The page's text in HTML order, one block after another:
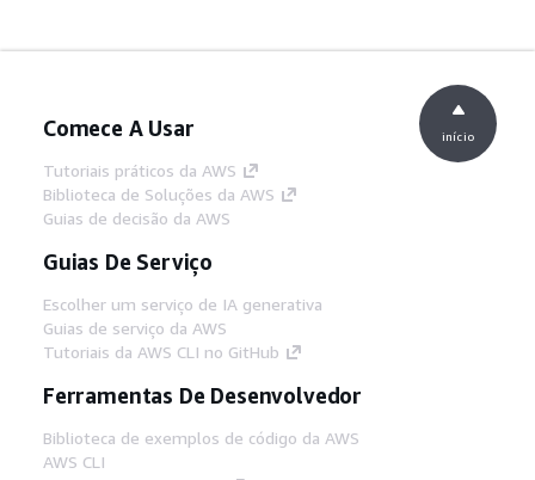
Comece A Usar
Tutoriais práticos da AWS
Biblioteca de Soluções da AWS
Guias de decisão da AWS
Guias De Serviço
Escolher um serviço de IA generativa
Guias de serviço da AWS
Tutoriais da AWS CLI no GitHub
Ferramentas De Desenvolvedor
Biblioteca de exemplos de código da AWS
AWS CLI
início